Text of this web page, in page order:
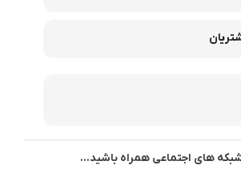
شبکه های اجتماعی همراه باشید...